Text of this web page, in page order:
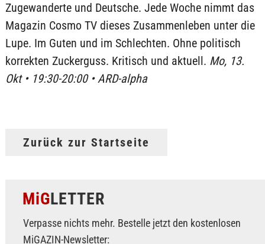
Zugewanderte und Deutsche. Jede Woche nimmt das
Magazin Cosmo TV dieses Zusammenleben unter die
Lupe. Im Guten und im Schlechten. Ohne politisch
korrekten Zuckerguss. Kritisch und aktuell. Mo, 13.
Okt • 19:30-20:00 • ARD-alpha
Zurück zur Startseite
MiGLETTER
Verpasse nichts mehr. Bestelle jetzt den kostenlosen
MiGAZIN-Newsletter: